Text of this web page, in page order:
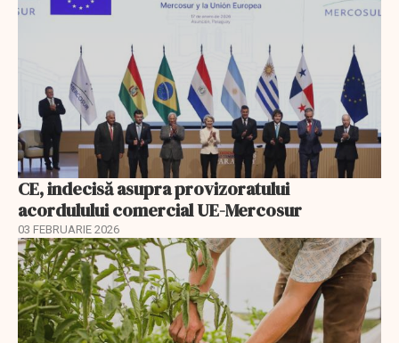
CE, indecisă asupra provizoratului
acordulului comercial UE-Mercosur
03 FEBRUARIE 2026